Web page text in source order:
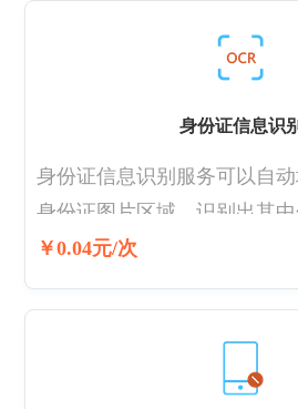
身份证信息识
身份证信息识别服务可以自
身份证图片区域，识别出其
息。
￥0.04元/次